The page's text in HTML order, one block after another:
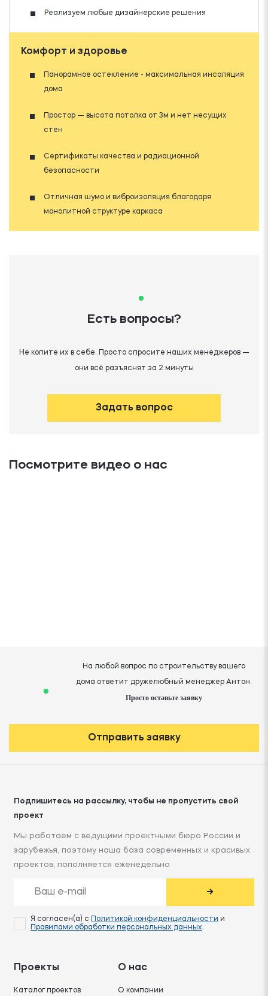
Реализуем любые дизайнерские решения
Комфорт и здоровье
Панорамное остекление - максимальная инсоляция
дома
Простор — высота потолка от 3м и нет несущих
стен
Сертификаты качества и радиационной
безопасности
Отличная шумо и виброизоляция благодаря
монолитной структуре каркаса
Есть вопросы?
Не копите их в себе. Просто спросите наших менеджеров —
они всё разъяснят за 2 минуты
Задать вопрос
Посмотрите видео о нас
На любой вопрос по строительству вашего
дома ответит дружелюбный менеджер Антон.
Просто оставьте заявку
Отправить заявку
Подпишитесь на рассылку, чтобы не пропустить свой
проект
Мы работаем с ведущими проектными бюро России и
зарубежья, поэтому наша база современных и красивых
проектов, пополняется еженедельно
→
Я согласен(а) с Политикой конфиденциальности и
Правилами обработки персональных данных.
Проекты
Каталог проектов
О нас
О компании